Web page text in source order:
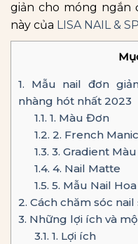
giản cho móng ngắn
này của LISA NAIL &
1. Mẫu nail đơn
nhàng hót nhất 2023
1.1. 1. Màu Đơn
1.2. 2. French
1.3. 3. Gradient Màu
1.4. 4. Nail Matte
1.5. 5. Mẫu Nail
2. Cách chăm sóc
3. Những lợi ích và
3.1. 1. Lợi ích